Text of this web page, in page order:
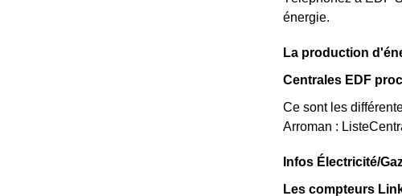
énergie.
La production
Centrales EDF
Ce sont les
Arroman :
Infos Électricité/
Les compteurs